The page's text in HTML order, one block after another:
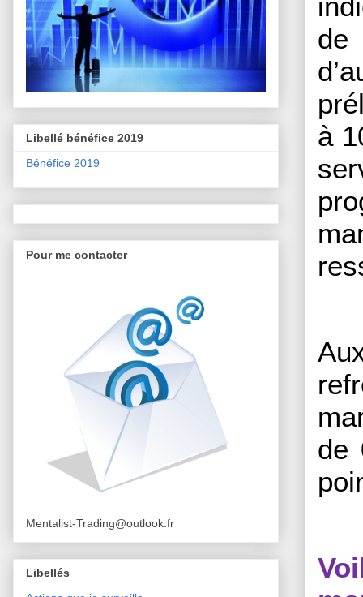
de
à
de
Libellé bénéfice 2019
Bénéfice 2019
Pour me contacter
Mentalist-Trading@outlook.fr
Libellés